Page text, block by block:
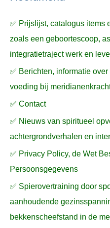
r
:
✅ Prijslijst, catalogus items
zoals een geboortescoop,
integratietraject werk en
✅ Berichten, informatie
voeding bij
✅ Contact
✅ Nieuws van spiritueel
achtergrondverhalen en
✅ Privacy Policy, de Wet
Persoonsgegevens
✅ Spierovertraining door
aanhoudende
bekkenscheefstand in de